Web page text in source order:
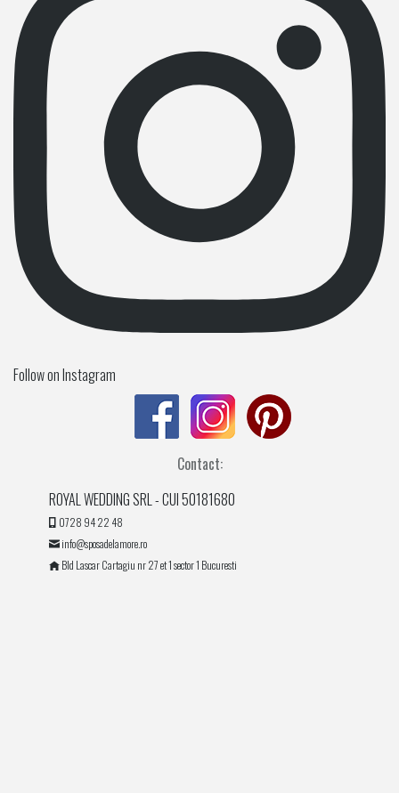
Follow on Instagram
Contact:
ROYAL WEDDING SRL - CUI 50181680
0728 94 22 48
info@sposadelamore.ro
Bld Lascar Cartagiu nr 27 et 1 sector 1 Bucuresti